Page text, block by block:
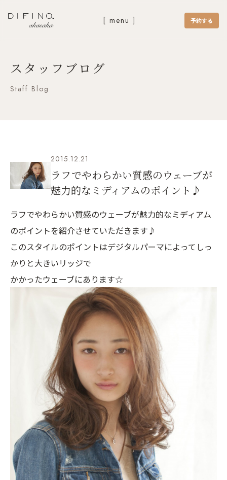
[ menu ] 予約する
スタッフブログ
Staff Blog
2015.12.21
ラフでやわらかい質感のウェーブが
魅力的なミディアムのポイント♪
ラフでやわらかい質感のウェーブが魅力的なミディアム
のポイントを紹介させていただきます♪
このスタイルのポイントはデジタルパーマによってしっ
かりと大きいリッジで
かかったウェーブにあります☆